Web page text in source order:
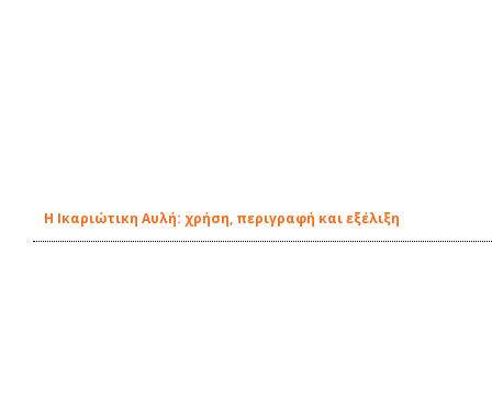
Η Ικαριώτικη Αυλή: χρήση, περιγραφή και εξέλιξη